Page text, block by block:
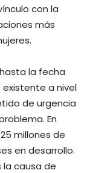
con la
más
la fecha
existente a nivel
de urgencia
En
millones de
en desarrollo.
la causa de